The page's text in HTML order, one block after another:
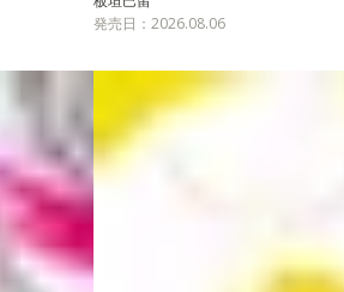
発売日：2026.08.06